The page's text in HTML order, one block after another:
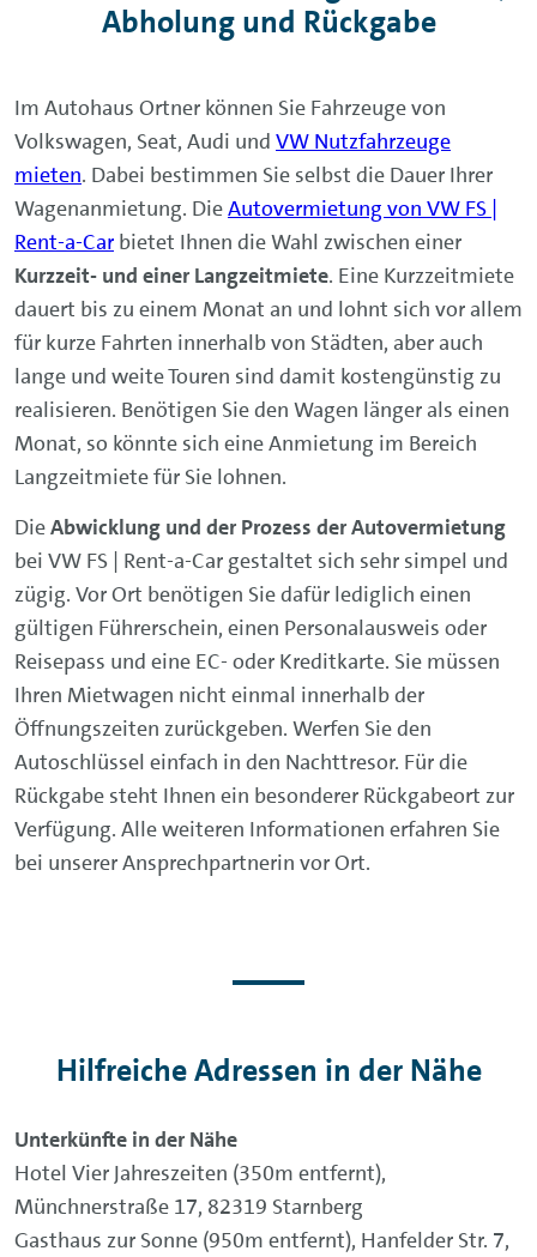
Abholung und Rückgabe
Im Autohaus Ortner können Sie Fahrzeuge von
Volkswagen, Seat, Audi und VW Nutzfahrzeuge
mieten. Dabei bestimmen Sie selbst die Dauer Ihrer
Wagenanmietung. DieAutovermietung von VW FS |
Rent-a-Car bietet Ihnen die Wahl zwischen einer
Kurzzeit- und einer Langzeitmiete. Eine Kurzzeitmiete
dauert bis zu einem Monat an und lohnt sich vor allem
für kurze Fahrten innerhalb von Städten, aber auch
lange und weite Touren sind damit kostengünstig zu
realisieren. Benötigen Sie den Wagen länger als einen
Monat, so könnte sich eine Anmietung im Bereich
Langzeitmiete für Sie lohnen.
DieAbwicklung und der Prozess der Autovermietung
bei VW FS | Rent-a-Car gestaltet sich sehr simpel und
zügig. Vor Ort benötigen Sie dafür lediglich einen
gültigen Führerschein, einen Personalausweis oder
Reisepass und eine EC- oder Kreditkarte. Sie müssen
Ihren Mietwagen nicht einmal innerhalb der
Öffnungszeiten zurückgeben. Werfen Sie den
Autoschlüssel einfach in den Nachttresor. Für die
Rückgabe steht Ihnen ein besonderer Rückgabeort zur
Verfügung. Alle weiteren Informationen erfahren Sie
bei unserer Ansprechpartnerin vor Ort.
Hilfreiche Adressen in der Nähe
Unterkünfte in der Nähe
Hotel Vier Jahreszeiten (350m entfernt),
Münchnerstraße 17, 82319 Starnberg
Gasthaus zur Sonne (950m entfernt), Hanfelder Str. 7,